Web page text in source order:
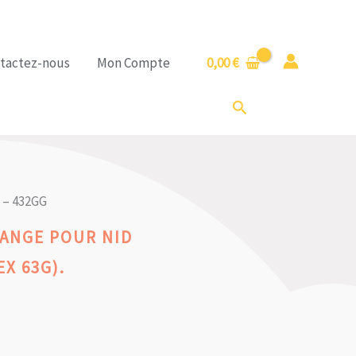
nous Mon Compte 0,00€
Rechercher
432GG
POUR NID
63G).